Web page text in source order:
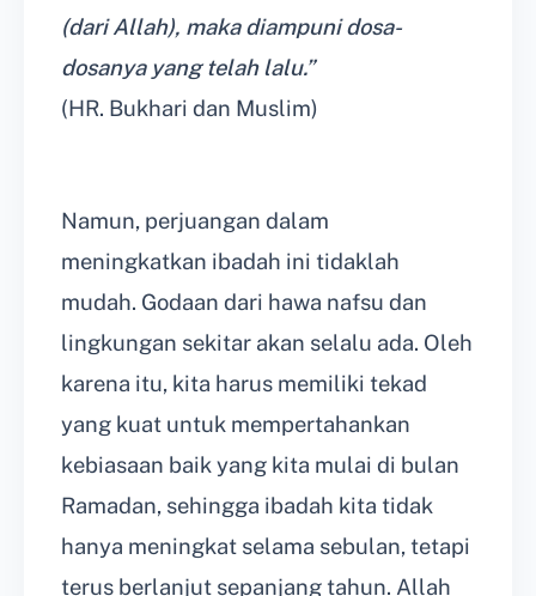
(dari Allah), maka diampuni dosa-
dosanya yang telah lalu.”
(HR. Bukhari dan Muslim)
Namun, perjuangan dalam
meningkatkan ibadah ini tidaklah
mudah. Godaan dari hawa nafsu dan
lingkungan sekitar akan selalu ada. Oleh
karena itu, kita harus memiliki tekad
yang kuat untuk mempertahankan
kebiasaan baik yang kita mulai di bulan
Ramadan, sehingga ibadah kita tidak
hanya meningkat selama sebulan, tetapi
terus berlanjut sepanjang tahun. Allah